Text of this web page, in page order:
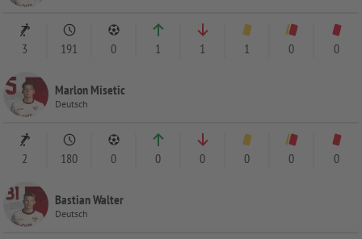
3 191 0 1 1 1 0 0
Marlon Misetic
Deutsch
2 180 0 0 0 0 0 0
Bastian Walter
Deutsch